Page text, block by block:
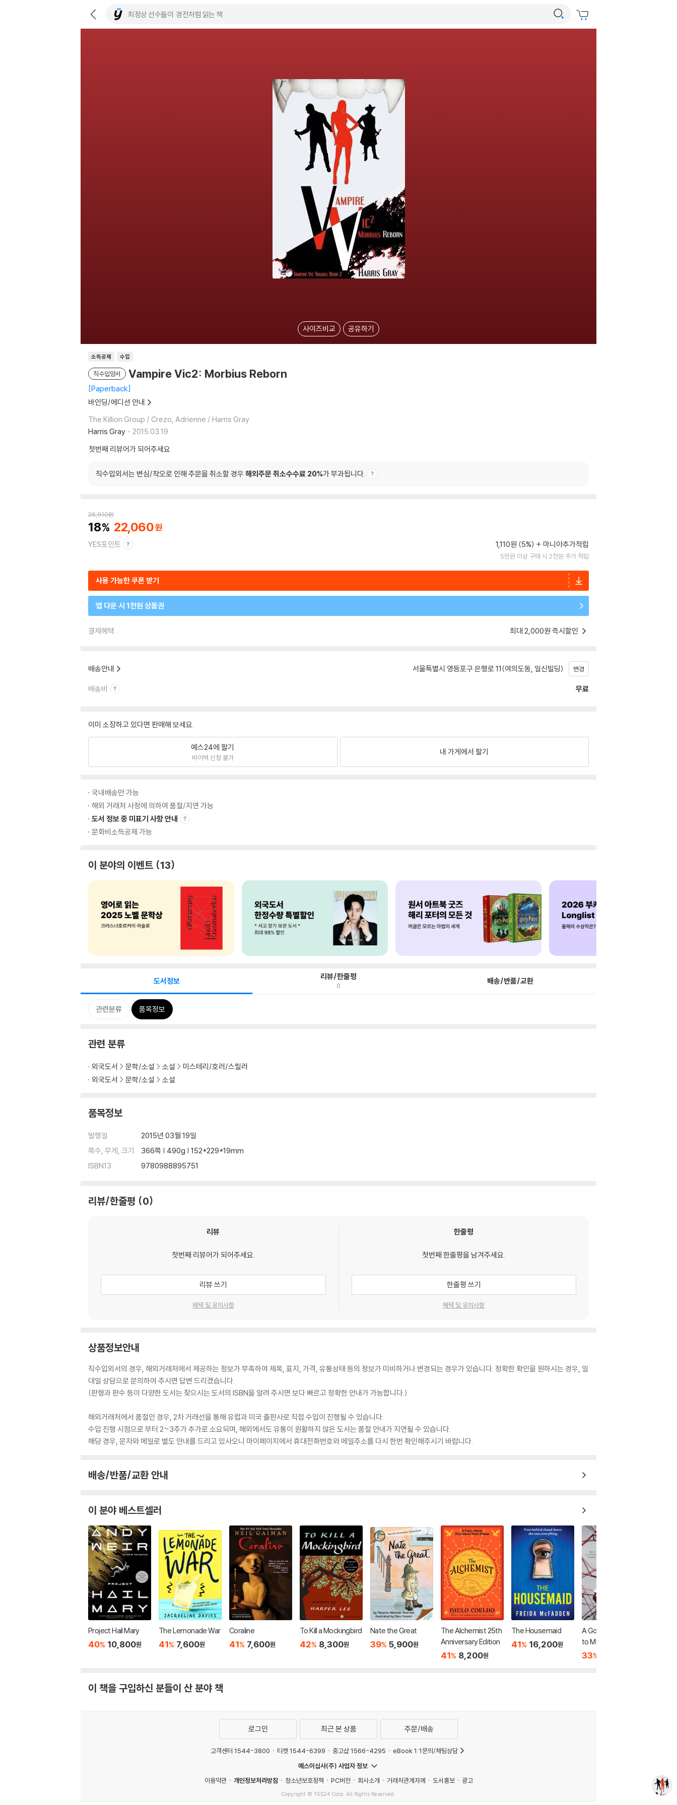
사이즈비교 공유하기
소득공제 수입
직수입양서 Vampire Vic2: Morbius Reborn
Paperback
바인딩/에디션 안내
The Killion Group / Crezo, Adrienne / Harris Gray
Harris Gray
2015.03.19.
첫번째 리뷰어가 되어주세요
직수입외서는 변심/착오로 인해 주문을 취소할 경우 해외주문 취소수수료 20%가 부과됩니다.
26,910원
18 22,060
YES포인트 1,110원 (5%) 마니아추가적립
5만원 이상 구매 시 2천원 추가 적립
사용 가능한 쿠폰 받기
앱 다운 시 1천원 상품권
결제혜택 최대 2,000원 즉시할인
배송안내 서울특별시 영등포구 은행로 11(여의도동, 일신빌딩) 변경
배송비 무료
이미 소장하고 있다면 판매해 보세요.
예스24에 팔기
바이백 신청 불가
내 가게에서 팔기
국내배송만 가능
해외 거래처 사정에 의하여 품절/지연 가능
도서 정보 중 미표기 사항 안내
문화비소득공제 가능
이 분야의 이벤트 13
도서정보 리뷰/한줄평
0 배송/반품/교환
관련분류 품목정보
관련 분류
외국도서 문학/소설 소설
미스테리/호러/스릴러
외국도서
문학/소설 소설
품목정보
발행일
2015년 03월 19일
쪽수, 무게, 크기
366쪽 | 490g | 152*229*19mm
ISBN13
9780988895751
리뷰/한줄평 0
리뷰
첫번째 리뷰어가 되어주세요.
리뷰 쓰기
혜택 및 유의사항
한줄평
첫번째 한줄평을 남겨주세요.
한줄평 쓰기
혜택 및 유의사항
상품정보안내
직수입외서의 경우, 해외거래처에서 제공하는 정보가 부족하여 제목, 표지, 가격, 유통상태 등의 정보가 미비하거나 변경되는 경우가 있습니다. 정확한 확인을 원하시는 경우, 일
대일 상담으로 문의하여 주시면 답변 드리겠습니다.
(판형과 판수 등이 다양한 도서는 찾으시는 도서의 ISBN을 알려 주시면 보다 빠르고 정확한 안내가 가능합니다.)
해외거래처에서 품절인 경우, 2차 거래선을 통해 유럽과 미국 출판사로 직접 수입이 진행될 수 있습니다.
수입 진행 시점으로 부터 2~3주가 추가로 소요되며, 해외에서도 유통이 원활하지 않은 도서는 품절 안내가 지연될 수 있습니다.
해당 경우, 문자와 메일로 별도 안내를 드리고 있사오니 마이페이지에서 휴대전화번호와 메일주소를 다시 한번 확인해주시기 바랍니다.
배송/반품/교환 안내
이 분야 베스트셀러
Project Hail Mary
40% 10,800원
The Lemonade War
41% 7,600원
Coraline
41% 7,600원
To Kill a Mockingbird
42% 8,300원
Nate the Great
39% 5,900원
The Alchemist 25th
Anniversary Edition
41% 8,200원
The Housemaid
41% 16,200원
A Good Girl's Guide
to Murder
33%
이 책을 구입하신 분들이 산 분야 책
로그인 최근 본 상품 주문/배송
고객센터 1544-3800 티켓 1544-6399 중고샵 1566-4295
eBook 1:1문의/채팅상담
예스이십사(주) 사업자 정보
이용약관
개인정보처리방침 청소년보호정책 PC버전 회사소개 거래처관계자께 도서홍보 광고
Copyright © YES24 Corp. All Rights Reserved.